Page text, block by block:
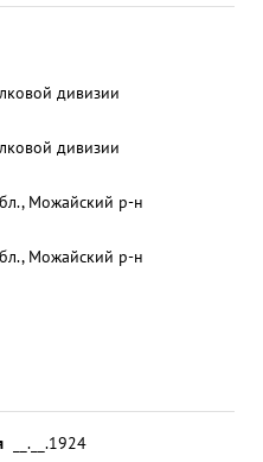
дивизии
дивизии
Можайский р-н
Можайский р-н
__.__.1924